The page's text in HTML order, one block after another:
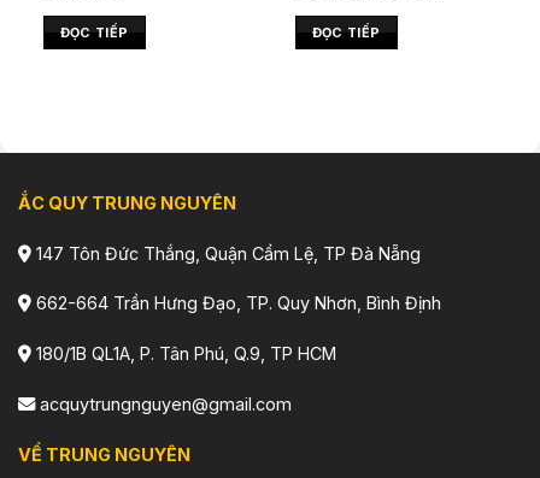
ĐỌC TIẾP ĐỌC TIẾP
ẮC QUY TRUNG NGUYÊN
147 Tôn Đức Thắng, Quận Cẩm Lệ, TP Đà Nẵng
662-664 Trần Hưng Đạo, TP. Quy Nhơn, Bình Định
180/1B QL1A, P. Tân Phú, Q.9, TP HCM
acquytrungnguyen@gmail.com
VỀ TRUNG NGUYÊN